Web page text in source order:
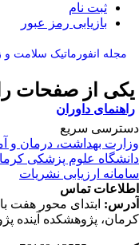
ثبت نام
بازیابی رمز عبور
مجله انفورماتیک سلامت
از صفحات را
داوران
سریع
بهداشت، درمان و
علوم پزشکی
ارزیابی نشریات
تماس
ابتدای محور هفت
پژوهشکده آینده